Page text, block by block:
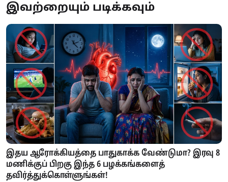
இவற்றையும் படிக்கவும்
இதய ஆரோக்கியத்தை பாதுகாக்க வேண்டுமா? இரவு 8
மணிக்குப் பிறகு இந்த 6 பழக்கங்களைத்
தவிர்த்துக்கொள்ளுங்கள்!